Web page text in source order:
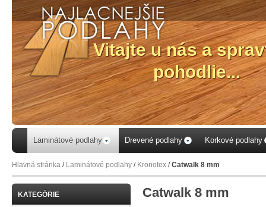
Laminátové podlahy Drevené podlahy Korkové podlahy
Hlavná stránka / Laminátové podlahy / Kronotex /Catwalk 8 mm
KATEGÓRIE Catwalk 8 mm
si